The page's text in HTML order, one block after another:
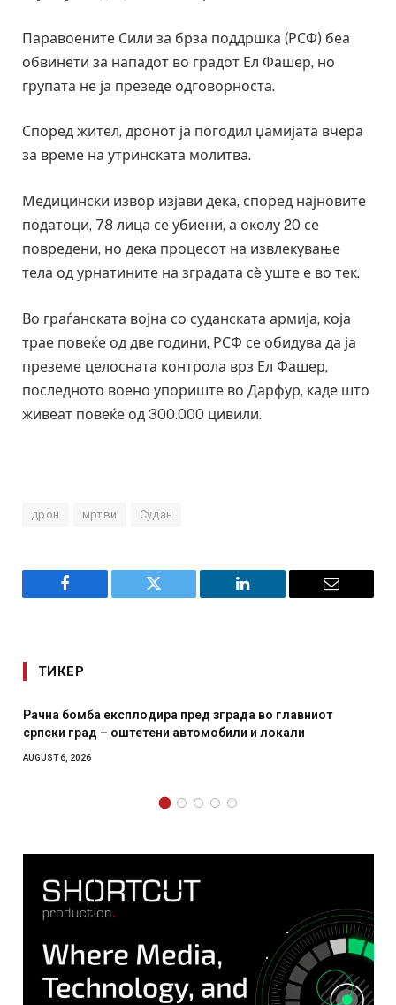
Паравоените Сили за брза поддршка (РСФ) беа
обвинети за нападот во градот Ел Фашер, но
групата не ја презеде одговорноста.
Според жител, дронот ја погодил џамијата вчера
за време на утринската молитва.
Медицински извор изјави дека, според најновите
податоци, 78 лица се убиени, а околу 20 се
повредени, но дека процесот на извлекување
тела од урнатините на зградата сè уште е во тек.
Во граѓанската војна со суданската армија, која
трае повеќе од две години, РСФ се обидува да ја
преземе целосната контрола врз Ел Фашер,
последното воено упориште во Дарфур, каде што
живеат повеќе од 300.000 цивили.
дрон мртви Судан
Facebook Twitter LinkedIn Email
ТИКЕР
Рачна бомба експлодира пред зграда во главниот
српски град – оштетени автомобили и локали
AUGUST 6, 2026